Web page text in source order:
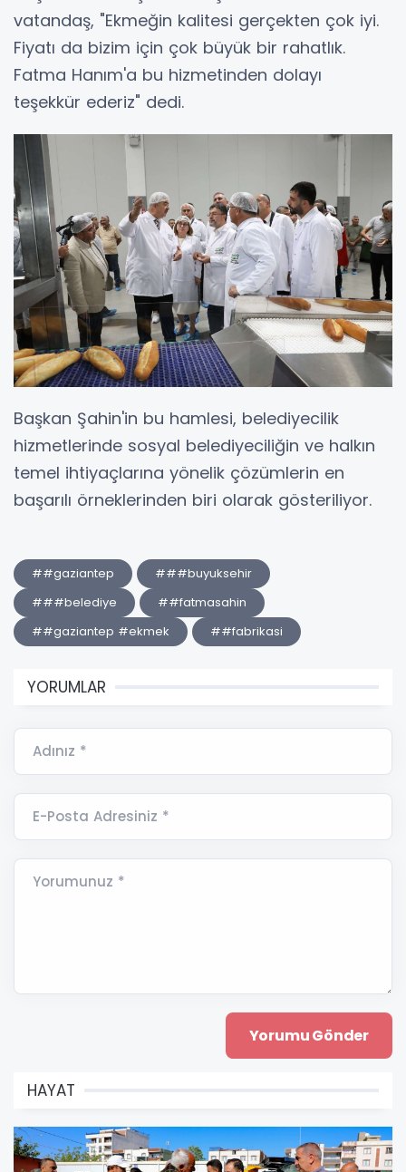
vatandaş, "Ekmeğin kalitesi gerçekten çok iyi.
Fiyatı da bizim için çok büyük bir rahatlık.
Fatma Hanım'a bu hizmetinden dolayı
teşekkür ederiz" dedi.
Başkan Şahin'in bu hamlesi, belediyecilik
hizmetlerinde sosyal belediyeciliğin ve halkın
temel ihtiyaçlarına yönelik çözümlerin en
başarılı örneklerinden biri olarak gösteriliyor.
##gaziantep
###buyuksehir
###belediye
##fatmasahin
##gaziantep #ekmek
##fabrikasi
YORUMLAR
Adınız *
E-Posta Adresiniz *
Yorumunuz *
HAYAT